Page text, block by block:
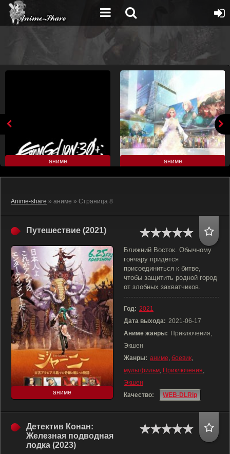
аниме аниме
Anime-share » аниме » Страница 8
Путешествие (2021)
аниме
Ближний Восток. Обычному
гончару придется
присоединиться к битве,
чтобы защитить родной город
от злобных захватчиков.
Год: 2021
Дата выхода: 2021-06-17
Аниме жанры: Приключения,
Экшен
Жанры: аниме, боевик,
мультфильм, Приключения,
Экшен
Качество:
WEB-DLRip
Детектив Конан:
Железная подводная
лодка (2023)